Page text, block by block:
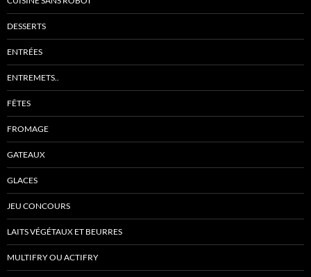
DESSERTS
ENTRÉES
ENTREMETS..
FÊTES
FROMAGE
GATEAUX
GLACES
JEU CONCOURS
LAITS VÉGÉTAUX ET BEURRES
MULTIFRY OU ACTIFRY